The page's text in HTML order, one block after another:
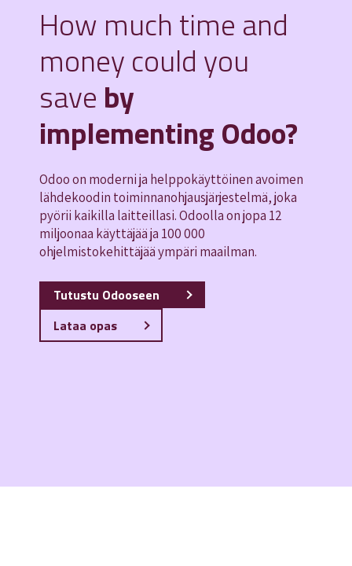
How much time and
money could you
save by
implementing Odoo?
Odoo on moderni ja helppokäyttöinen avoimen
lähdekoodin toiminnanohjausjärjestelmä, joka
pyörii kaikilla laitteillasi. Odoolla on jopa 12
miljoonaa käyttäjää ja 100 000
ohjelmistokehittäjää ympäri maailman.
Tutustu Odooseen
Lataa opas